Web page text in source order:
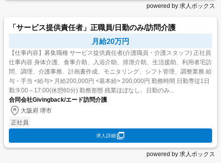
powered by 求人ボックス
「サービス提供責任者」正職員/日勤のみ/訪問介護
月給20万円
【仕事内容】募集職種 サービス提供責任者(介護職員・介護スタッフ) 正社員
仕事内容 身体介護、食事介助、入浴介助、排泄介助、生活援助、利用者宅訪
問、調理、介護事務、計画書作成、モニタリング、シフト管理、調整業務 給
与・手当 <給与> 月給200,000円 <基本給> 200,000円 勤務時間 日勤専従1日
勤:9:00～17:00(休憩60分) 勤務形態 残業ほぼなし、日勤のみ...
合同会社Givingback/エード訪問介護
大阪府 堺市
正社員
求人詳細
powered by 求人ボックス